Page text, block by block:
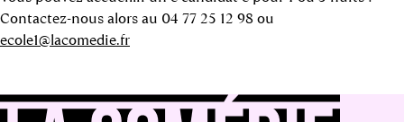
Contactez-nous alors au 04 77 25 12 98 ou
ecole1@lacomedie.fr